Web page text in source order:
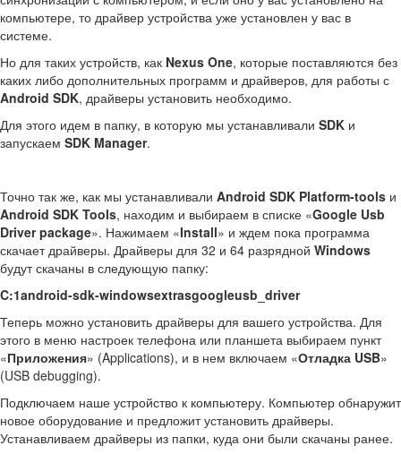
компьютере, то драйвер устройства уже установлен у вас в
системе.
Но для таких устройств, как Nexus One, которые поставляются без
каких либо дополнительных программ и драйверов, для работы с
Android SDK, драйверы установить необходимо.
Для этого идем в папку, в которую мы устанавливали SDK и
запускаем SDK Manager.
Точно так же, как мы устанавливали Android SDK Platform-tools и
Android SDK Tools, находим и выбираем в списке «Google Usb
Driver package». Нажимаем «Install» и ждем пока программа
скачает драйверы. Драйверы для 32 и 64 разрядной Windows
будут скачаны в следующую папку:
C:1android-sdk-windowsextrasgoogleusb_driver
Теперь можно установить драйверы для вашего устройства. Для
этого в меню настроек телефона или планшета выбираем пункт
«Приложения» (Applications), и в нем включаем «Отладка USB»
(USB debugging).
Подключаем наше устройство к компьютеру. Компьютер обнаружит
новое оборудование и предложит установить драйверы.
Устанавливаем драйверы из папки, куда они были скачаны ранее.